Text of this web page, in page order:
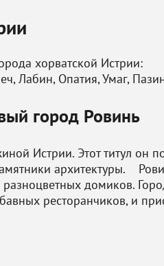
хорватской Истрии:
Лабин, Опатия, Умаг,
город Ровинь
Истрии. Этот титул он
архитектуры.
домиков.
ресторанчиков, и